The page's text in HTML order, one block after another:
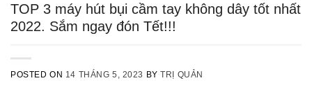
TOP 3 máy hút bụi cầm tay không dây tốt nhất
2022. Sắm ngay đón Tết!!!
POSTED ON 14 THÁNG 5, 2023 BYTRỊ QUẢN